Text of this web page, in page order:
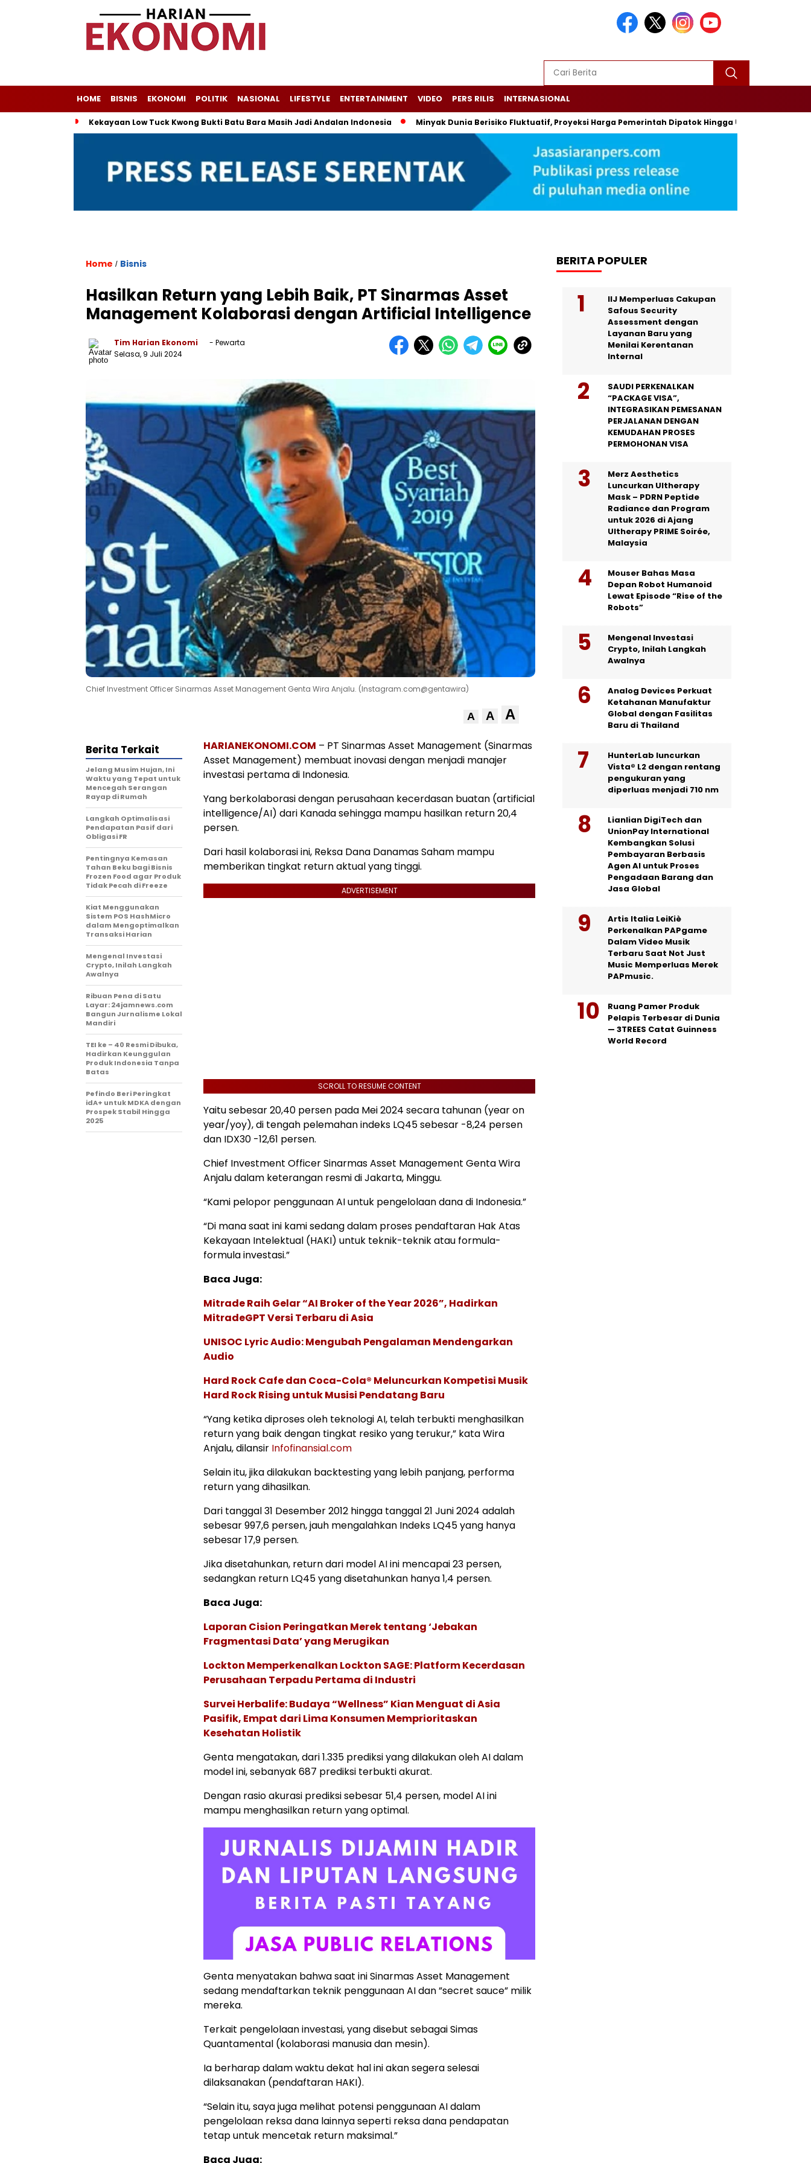
HOME BISNIS EKONOMI POLITIK NASIONAL LIFESTYLE ENTERTAINMENT VIDEO PERS RILIS INTERNASIONAL
Kekayaan Low Tuck Kwong Bukti Batu Bara Masih Jadi Andalan Indonesia Minyak Dunia Berisiko Fluktuatif, Proyeksi Harga Pemerintah Dipatok Hingga USD 94
Home / Bisnis
Hasilkan Return yang Lebih Baik, PT Sinarmas Asset
Management Kolaborasi dengan Artificial Intelligence
Tim Harian Ekonomi
- Pewarta
Selasa, 9 Juli 2024
Chief Investment Officer Sinarmas Asset Management Genta Wira Anjalu. (Instagram.com@gentawira)
A A A
HARIANEKONOMI.COM – PT Sinarmas Asset Management (Sinarmas
Asset Management) membuat inovasi dengan menjadi manajer
investasi pertama di Indonesia.
Yang berkolaborasi dengan perusahaan kecerdasan buatan (artificial
intelligence/AI) dari Kanada sehingga mampu hasilkan return 20,4
persen.
Dari hasil kolaborasi ini, Reksa Dana Danamas Saham mampu
memberikan tingkat return aktual yang tinggi.
ADVERTISEMENT
SCROLL TO RESUME CONTENT
Yaitu sebesar 20,40 persen pada Mei 2024 secara tahunan (year on
year/yoy), di tengah pelemahan indeks LQ45 sebesar -8,24 persen
dan IDX30 -12,61 persen.
Chief Investment Officer Sinarmas Asset Management Genta Wira
Anjalu dalam keterangan resmi di Jakarta, Minggu.
“Kami pelopor penggunaan AI untuk pengelolaan dana di Indonesia.”
“Di mana saat ini kami sedang dalam proses pendaftaran Hak Atas
Kekayaan Intelektual (HAKI) untuk teknik-teknik atau formula-
formula investasi.”
Baca Juga:
Mitrade Raih Gelar “AI Broker of the Year 2026”, Hadirkan
MitradeGPT Versi Terbaru di Asia
UNISOC Lyric Audio: Mengubah Pengalaman Mendengarkan
Audio
Hard Rock Cafe dan Coca-Cola® Meluncurkan Kompetisi Musik
Hard Rock Rising untuk Musisi Pendatang Baru
“Yang ketika diproses oleh teknologi AI, telah terbukti menghasilkan
return yang baik dengan tingkat resiko yang terukur,” kata Wira
Anjalu, dilansir Infofinansial.com
Selain itu, jika dilakukan backtesting yang lebih panjang, performa
return yang dihasilkan.
Dari tanggal 31 Desember 2012 hingga tanggal 21 Juni 2024 adalah
sebesar 997,6 persen, jauh mengalahkan Indeks LQ45 yang hanya
sebesar 17,9 persen.
Jika disetahunkan, return dari model AI ini mencapai 23 persen,
sedangkan return LQ45 yang disetahunkan hanya 1,4 persen.
Baca Juga:
Laporan Cision Peringatkan Merek tentang ‘Jebakan
Fragmentasi Data’ yang Merugikan
Lockton Memperkenalkan Lockton SAGE: Platform Kecerdasan
Perusahaan Terpadu Pertama di Industri
Survei Herbalife: Budaya “Wellness” Kian Menguat di Asia
Pasifik, Empat dari Lima Konsumen Memprioritaskan
Kesehatan Holistik
Genta mengatakan, dari 1.335 prediksi yang dilakukan oleh AI dalam
model ini, sebanyak 687 prediksi terbukti akurat.
Dengan rasio akurasi prediksi sebesar 51,4 persen, model AI ini
mampu menghasilkan return yang optimal.
Genta menyatakan bahwa saat ini Sinarmas Asset Management
sedang mendaftarkan teknik penggunaan AI dan ”secret sauce” milik
mereka.
Terkait pengelolaan investasi, yang disebut sebagai Simas
Quantamental (kolaborasi manusia dan mesin).
Ia berharap dalam waktu dekat hal ini akan segera selesai
dilaksanakan (pendaftaran HAKI).
“Selain itu, saya juga melihat potensi penggunaan AI dalam
pengelolaan reksa dana lainnya seperti reksa dana pendapatan
tetap untuk mencetak return maksimal.”
Baca Juga:
Berita Terkait
Jelang Musim Hujan, Ini
Waktu yang Tepat untuk
Mencegah Serangan
Rayap di Rumah
Langkah Optimalisasi
Pendapatan Pasif dari
Obligasi FR
Pentingnya Kemasan
Tahan Beku bagi Bisnis
Frozen Food agar Produk
Tidak Pecah di Freeze
Kiat Menggunakan
Sistem POS HashMicro
dalam Mengoptimalkan
Transaksi Harian
Mengenal Investasi
Crypto, Inilah Langkah
Awalnya
Ribuan Pena di Satu
Layar: 24jamnews.com
Bangun Jurnalisme Lokal
Mandiri
TEI ke – 40 Resmi Dibuka,
Hadirkan Keunggulan
Produk Indonesia Tanpa
Batas
Pefindo Beri Peringkat
idA+ untuk MDKA dengan
Prospek Stabil Hingga
2025
BERITA POPULER
IIJ Memperluas Cakupan
Safous Security
Assessment dengan
Layanan Baru yang
Menilai Kerentanan
Internal
SAUDI PERKENALKAN
“PACKAGE VISA”,
INTEGRASIKAN PEMESANAN
PERJALANAN DENGAN
KEMUDAHAN PROSES
PERMOHONAN VISA
Merz Aesthetics
Luncurkan Ultherapy
Mask – PDRN Peptide
Radiance dan Program
untuk 2026 di Ajang
Ultherapy PRIME Soirée,
Malaysia
Mouser Bahas Masa
Depan Robot Humanoid
Lewat Episode “Rise of the
Robots”
Mengenal Investasi
Crypto, Inilah Langkah
Awalnya
Analog Devices Perkuat
Ketahanan Manufaktur
Global dengan Fasilitas
Baru di Thailand
HunterLab luncurkan
Vista® L2 dengan rentang
pengukuran yang
diperluas menjadi 710 nm
Lianlian DigiTech dan
UnionPay International
Kembangkan Solusi
Pembayaran Berbasis
Agen AI untuk Proses
Pengadaan Barang dan
Jasa Global
Artis Italia LeiKiè
Perkenalkan PAPgame
Dalam Video Musik
Terbaru Saat Not Just
Music Memperluas Merek
PAPmusic.
Ruang Pamer Produk
Pelapis Terbesar di Dunia
— 3TREES Catat Guinness
World Record